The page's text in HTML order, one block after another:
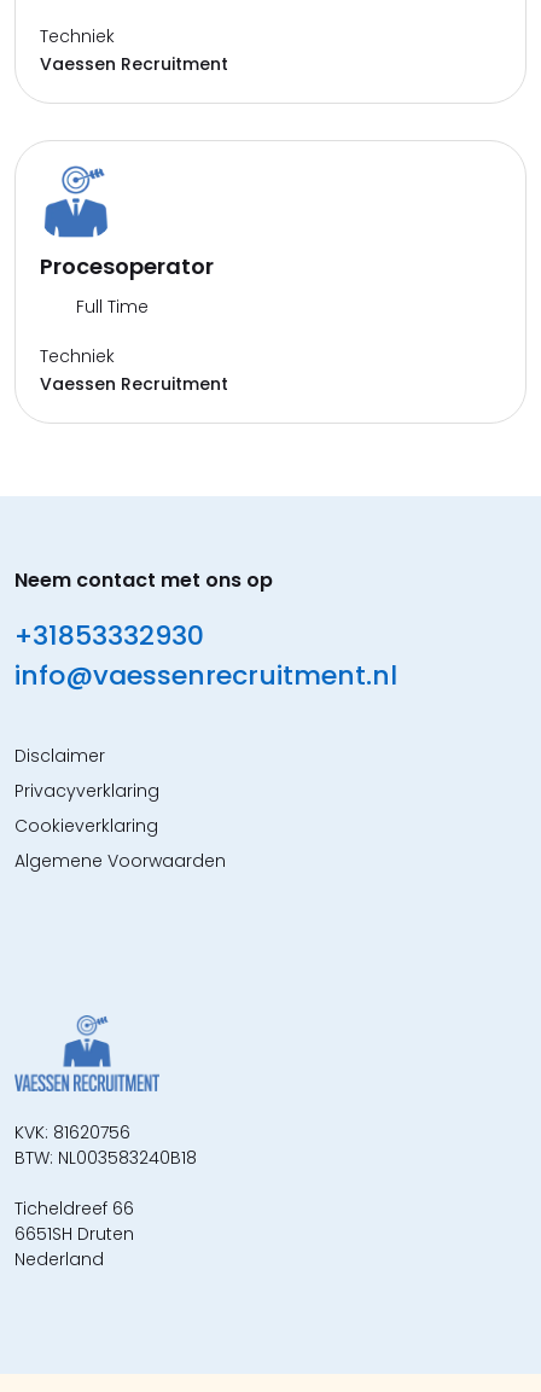
Techniek
Vaessen Recruitment
Procesoperator
Full Time
Techniek
Vaessen Recruitment
Neem contact met ons op
+31853332930
info@vaessenrecruitment.nl
Disclaimer
Privacyverklaring
Cookieverklaring
Algemene Voorwaarden
KVK: 81620756
BTW: NL003583240B18
Ticheldreef 66
6651SH Druten
Nederland